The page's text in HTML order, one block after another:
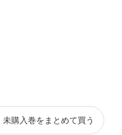
未購入巻をまとめて買う